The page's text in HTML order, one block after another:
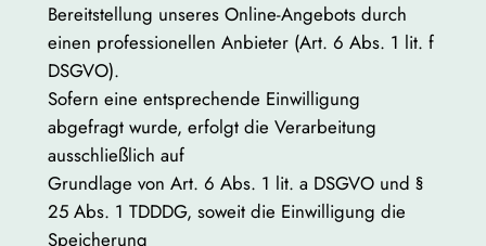
Bereitstellung unseres Online-Angebots durch
einen professionellen Anbieter (Art. 6 Abs. 1 lit. f
DSGVO).
Sofern eine entsprechende Einwilligung
abgefragt wurde, erfolgt die Verarbeitung
ausschließlich auf
Grundlage von Art. 6 Abs. 1 lit. a DSGVO und §
25 Abs. 1 TDDDG, soweit die Einwilligung die
Speicherung